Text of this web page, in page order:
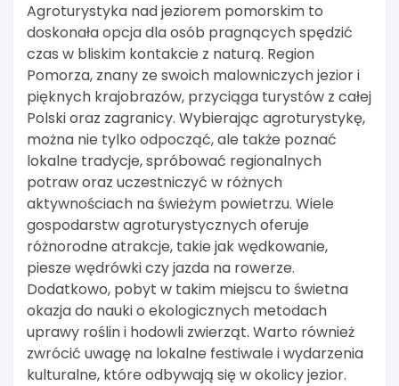
Agroturystyka nad jeziorem pomorskim to
doskonała opcja dla osób pragnących spędzić
czas w bliskim kontakcie z naturą. Region
Pomorza, znany ze swoich malowniczych jezior i
pięknych krajobrazów, przyciąga turystów z całej
Polski oraz zagranicy. Wybierając agroturystykę,
można nie tylko odpocząć, ale także poznać
lokalne tradycje, spróbować regionalnych
potraw oraz uczestniczyć w różnych
aktywnościach na świeżym powietrzu. Wiele
gospodarstw agroturystycznych oferuje
różnorodne atrakcje, takie jak wędkowanie,
piesze wędrówki czy jazda na rowerze.
Dodatkowo, pobyt w takim miejscu to świetna
okazja do nauki o ekologicznych metodach
uprawy roślin i hodowli zwierząt. Warto również
zwrócić uwagę na lokalne festiwale i wydarzenia
kulturalne, które odbywają się w okolicy jezior.